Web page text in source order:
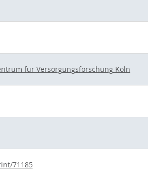
für Versorgungsforschung Köln
71185